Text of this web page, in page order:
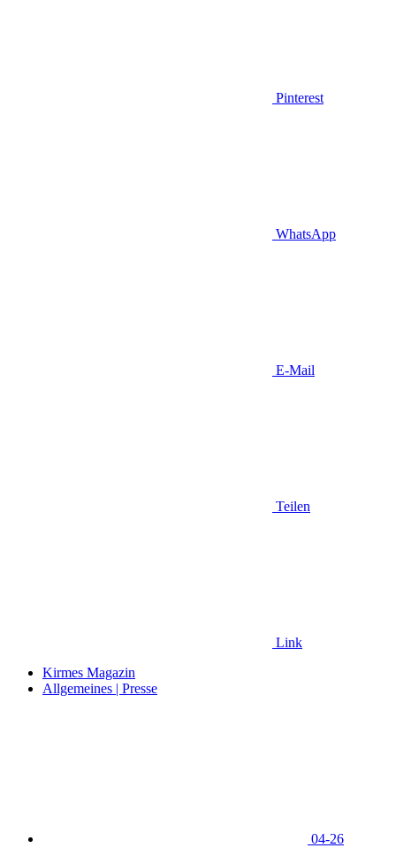
Pinterest
WhatsApp
E-Mail
Teilen
Link
Kirmes Magazin
Allgemeines | Presse
04-26